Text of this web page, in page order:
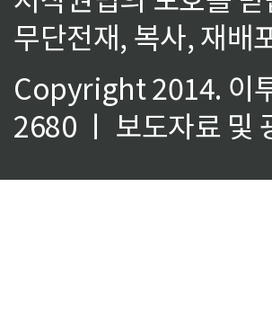
무단전재, 복사, 재배
Copyright 2014. 이
2680 ㅣ 보도자료